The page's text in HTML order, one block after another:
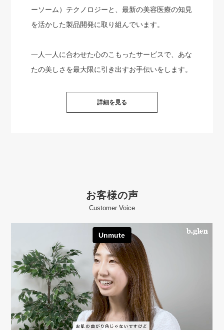
ーソーム）テクノロジーと、最新の美容医療の知見
を活かした製品開発に取り組んでいます。
一人一人に合わせた心のこもったサービスで、あな
たの美しさを最大限に引き出すお手伝いをします。
詳細を見る
お客様の声
Customer Voice